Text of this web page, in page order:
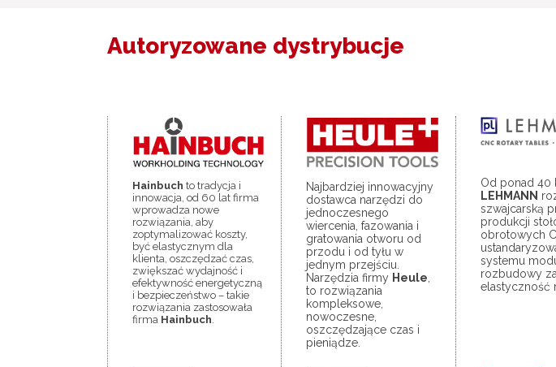
Autoryzowane dystrybucje
Hainbuch to tradycja i
innowacja, od 60 lat firma
wprowadza nowe
rozwiązania, aby
zoptymalizować koszty,
być elastycznym dla
klienta, oszczędzać czas,
zwiększać wydajność i
efektywność energetyczną
i bezpieczeństwo – takie
rozwiązania zastosowała
firma Hainbuch.
Najbardziej innowacyjny
dostawca narzędzi do
jednoczesnego
wiercenia, fazowania i
gratowania otworu od
przodu i od tyłu w
jednym przejściu.
Narzędzia firmy Heule,
to rozwiązania
kompleksowe,
nowoczesne,
oszczędzające czas i
pieniądze.
Od ponad 40
LEHMANN
szwajcarską
produkcji
obrotowych
systemu
rozbudowy
elastyczność